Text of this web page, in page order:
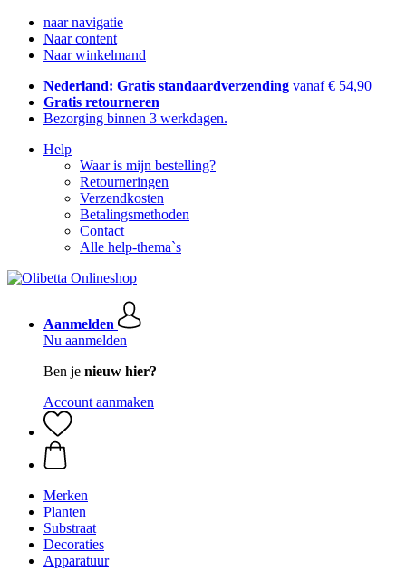
naar navigatie
Naar content
Naar winkelmand
Nederland: Gratis standaardverzending vanaf € 54,90
Gratis retourneren
Bezorging binnen 3 werkdagen.
Help
Waar is mijn bestelling?
Retourneringen
Verzendkosten
Betalingsmethoden
Contact
Alle help-thema`s
Aanmelden
Nu aanmelden
Ben je nieuw hier?
Account aanmaken
Merken
Planten
Substraat
Decoraties
Apparatuur